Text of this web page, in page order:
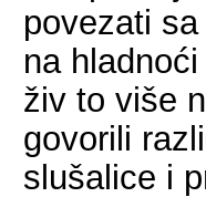
povezati
na
živ to više
govorili
slušalice i